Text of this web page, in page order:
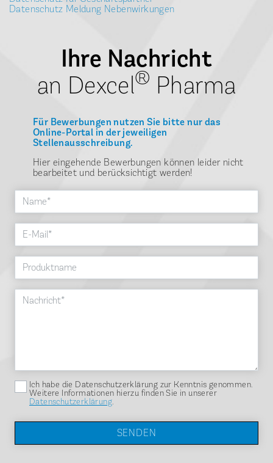
Datenschutz Meldung Nebenwirkungen
Ihre Nachricht
an Dexcel® Pharma
Für Bewerbungen nutzen Sie bitte nur das
Online-Portal in der jeweiligen
Stellenausschreibung.
Hier eingehende Bewerbungen können leider nicht
bearbeitet und berücksichtigt werden!
Name
E-Mail
Produktname
Nachricht
Ich habe die Datenschutzerklärung zur Kenntnis genommen.
Weitere Informationen hierzu finden Sie in unserer
Datenschutzerklärung.
SENDEN